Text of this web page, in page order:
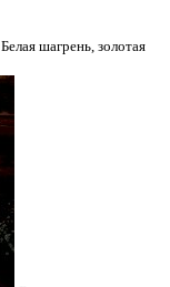
Белая шагрень, золотая